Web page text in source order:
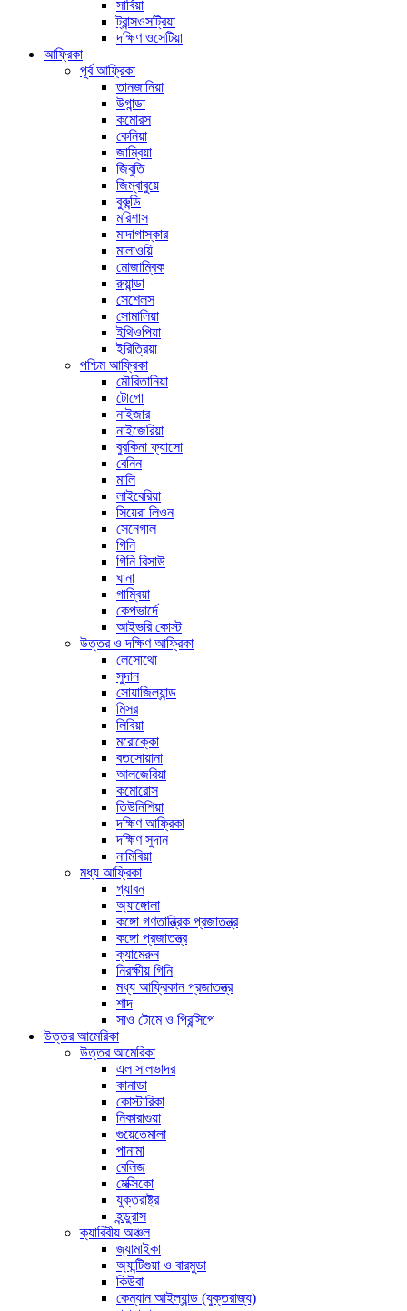
সার্বিয়া
ট্রান্সওসট্রিয়া
দক্ষিণ ওসেটিয়া
আফ্রিকা
পূর্ব আফ্রিকা
তানজানিয়া
উগান্ডা
কমোরস
কেনিয়া
জাম্বিয়া
জিবুতি
জিম্বাবুয়ে
বুরুন্ডি
মরিশাস
মাদাগাস্কার
মালাওয়ি
মোজাম্বিক
রুয়ান্ডা
সেশেলস
সোমালিয়া
ইথিওপিয়া
ইরিত্রিয়া
পশ্চিম আফ্রিকা
মৌরিতানিয়া
টোগো
নাইজার
নাইজেরিয়া
বুরকিনা ফ্যাসো
বেনিন
মালি
লাইবেরিয়া
সিয়েরা লিওন
সেনেগাল
গিনি
গিনি বিসাউ
ঘানা
গাম্বিয়া
কেপভার্দে
আইভরি কোস্ট
উত্তর ও দক্ষিণ আফ্রিকা
লেসোথো
সুদান
সোয়াজিল্যান্ড
মিসর
লিবিয়া
মরোক্কো
বতসোয়ানা
আলজেরিয়া
কমোরোস
তিউনিশিয়া
দক্ষিণ আফ্রিকা
দক্ষিণ সুদান
নামিবিয়া
মধ্য আফ্রিকা
গ্যাবন
অ্যাঙ্গোলা
কঙ্গো গণতান্ত্রিক প্রজাতন্ত্র
কঙ্গো প্রজাতন্ত্র
ক্যামেরুন
নিরক্ষীয় গিনি
মধ্য আফ্রিকান প্রজাতন্ত্র
শাদ
সাও টোমে ও প্রিন্সিপে
উত্তর আমেরিকা
উত্তর আমেরিকা
এল সালভাদর
কানাডা
কোস্টারিকা
নিকারাগুয়া
গুয়েতেমালা
পানামা
বেলিজ
মেক্সিকো
যুক্তরাষ্ট্র
হন্ডুরাস
ক্যারিবীয় অঞ্চল
জ্যামাইকা
অ্যান্টিগুয়া ও বারমুডা
কিউবা
কেম্যান আইল্যান্ড (যুক্তরাজ্য)